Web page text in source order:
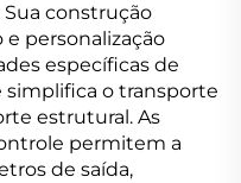
construção
personalização
específicas de
simplifica o transporte
estrutural. As
permitem a
de saída,